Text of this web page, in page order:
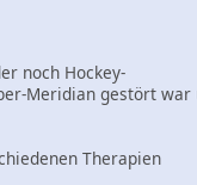
noch Hockey-
Meridian gestört war
Therapien